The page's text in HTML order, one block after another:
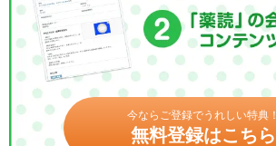
今ならご登録でうれしい特典！
無料登録はこちら